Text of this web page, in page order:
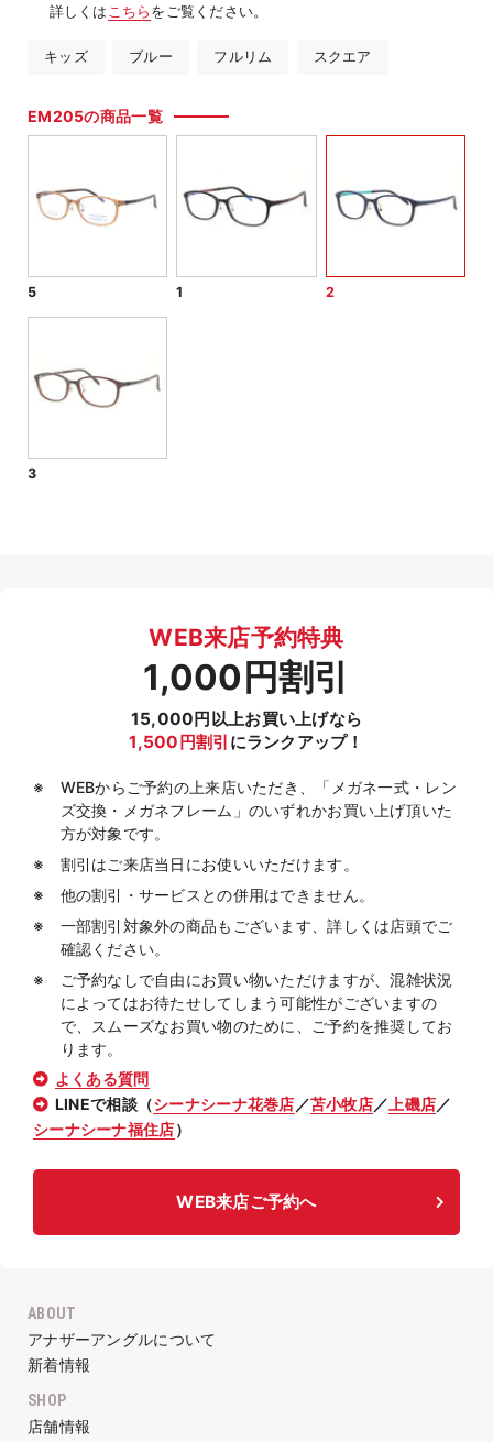
詳しくは こちらをご覧ください。
キッズ ブルー フルリム スクエア
EM205の商品一覧
5 1 2
3
WEB来店予約特典
1,000円割引
15,000円以上お買い上げなら
1,500円割引 にランクアップ！
WEBからご予約の上来店いただき、「メガネ一式・レン
ズ交換・メガネフレーム」のいずれかお買い上げ頂いた
方が対象です。
割引はご来店当日にお使いいただけます。
他の割引・サービスとの併用はできません。
一部割引対象外の商品もございます、詳しくは店頭でご
確認ください。
ご予約なしで自由にお買い物いただけますが、混雑状況
によってはお待たせしてしまう可能性がございますの
で、スムーズなお買い物のために、ご予約を推奨してお
ります。
よくある質問
LINEで相談（シーナシーナ花巻店 ／苫小牧店／ 上磯店／
シーナシーナ福住店）
WEB来店ご予約へ
ABOUT
アナザーアングルについて
新着情報
SHOP
店舗情報